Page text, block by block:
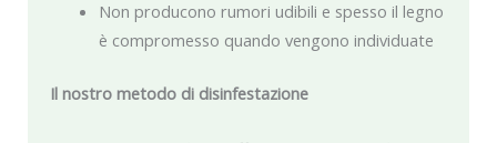
Non producono rumori udibili e spesso il legno
è compromesso quando vengono individuate
Il nostro metodo di disinfestazione